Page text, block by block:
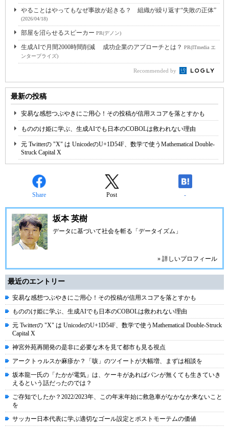
やることはやってもなぜ事故が起きる？ 組織が繰り返す“失敗の正体”
(2026/04/18)
部屋を沼らせるスピーカー PR(デノン)
生成AIで月間2000時間削減 成功企業のアプローチとは？ PR(ITmedia エ
ンタープライズ)
Recommended by
最新の投稿
安易な感想つぶやきにご用心！その投稿が信用スコアを落とすかも
もののけ姫に学ぶ、生成AIでも日本のCOBOLは救われない理由
元 Twitterの "X" は UnicodeのU+1D54F、数学で使うMathematical Double-
Struck Capital X
Share Post -
坂本 英樹
データに基づいて社会を斬る「データイズム」
» 詳しいプロフィール
最近のエントリー
安易な感想つぶやきにご用心！その投稿が信用スコアを落とすかも
もののけ姫に学ぶ、生成AIでも日本のCOBOLは救われない理由
元 Twitterの "X" は UnicodeのU+1D54F、数学で使うMathematical Double-Struck
Capital X
神宮外苑再開発の是非に必要な木を見て都市も見る視点
アークトゥルスか麻疹か？「咳」のツイートが大幅増、まずは相談を
坂本龍一氏の「たかが電気」は、ケーキがあればパンが無くても生きていき
えるという話だったのでは？
ご存知でしたか？2022/2023年、この年末年始に救急車がなかなか来ないこと
を
サッカー日本代表に学ぶ適切なゴール設定とポストモーテムの価値